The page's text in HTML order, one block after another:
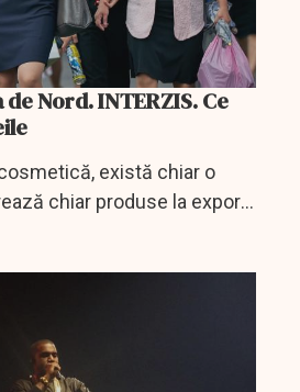
Nord. INTERZIS. Ce
există chiar o
chiar produse la export,
sub brandul Unhasu, în